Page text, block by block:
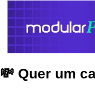
💸 Quer um